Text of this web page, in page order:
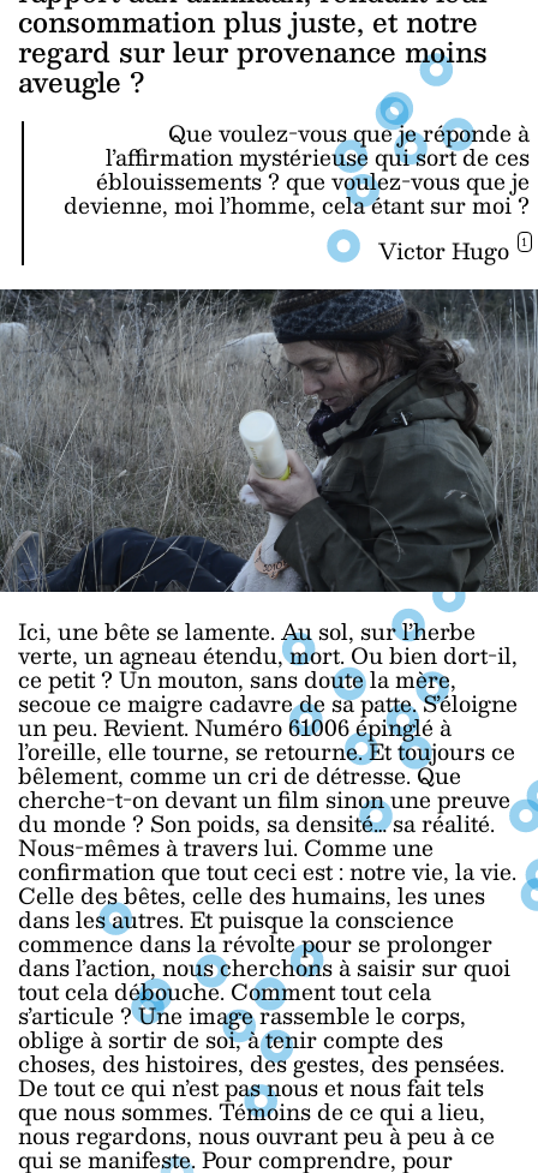
consommation plus juste, et notre
regard sur leur provenance moins
aveugle ?
Que voulez-vous que je réponde à
l’affirmation mystérieuse qui sort de ces
éblouissements ? que voulez-vous que je
devienne, moi l’homme, cela étant sur moi ?
Victor Hugo
1
Ici, une bête se lamente. Au sol, sur l’herbe
verte, un agneau étendu, mort. Ou bien dort-il,
ce petit ? Un mouton, sans doute la mère,
secoue ce maigre cadavre de sa patte. S’éloigne
un peu. Revient. Numéro 61006 épinglé à
l’oreille, elle tourne, se retourne. Et toujours ce
bêlement, comme un cri de détresse. Que
cherche-t-on devant un film sinon une preuve
du monde ? Son poids, sa densité… sa réalité.
Nous-mêmes à travers lui. Comme une
confirmation que tout ceci est : notre vie, la vie.
Celle des bêtes, celle des humains, les unes
dans les autres. Et puisque la conscience
commence dans la révolte pour se prolonger
dans l’action, nous cherchons à saisir sur quoi
tout cela débouche. Comment tout cela
s’articule ? Une image rassemble le corps,
oblige à sortir de soi, à tenir compte des
choses, des histoires, des gestes, des pensées.
De tout ce qui n’est pas nous et nous fait tels
que nous sommes. Témoins de ce qui a lieu,
nous regardons, nous ouvrant peu à peu à ce
qui se manifeste. Pour comprendre, pour